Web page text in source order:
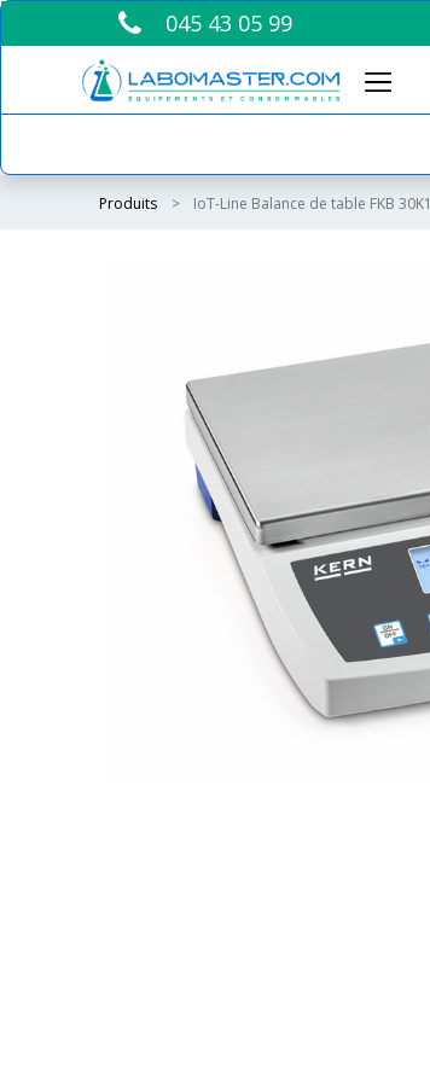
045 43 05 99
Produits IoT-Line Balance de table FKB 30K1